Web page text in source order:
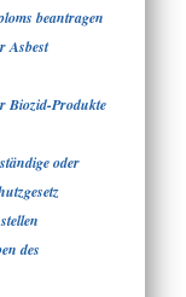
beantragen
Asbest
Biozid-Produkte
oder
des